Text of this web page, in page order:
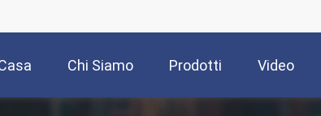
Chi Siamo Prodotti Video